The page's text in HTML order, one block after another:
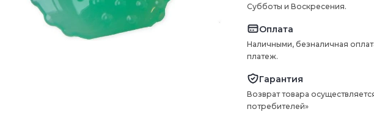
Субботы и Воскресения.
Оплата
Наличными, безналичная
платеж.
Гарантия
Возврат товара
потребителей»